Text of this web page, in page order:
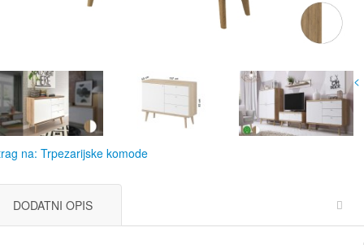
<
na: Trpezarijske komode
DODATNI OPIS